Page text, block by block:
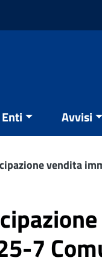
Enti Avvisi
vendita
7